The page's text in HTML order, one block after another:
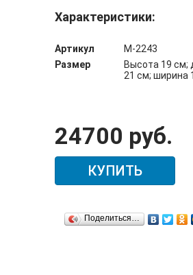
Характеристики:
Артикул
М-2243
Размер
Высота 19 см;
21 см; ширина
24700 руб.
КУПИТЬ
Поделиться…